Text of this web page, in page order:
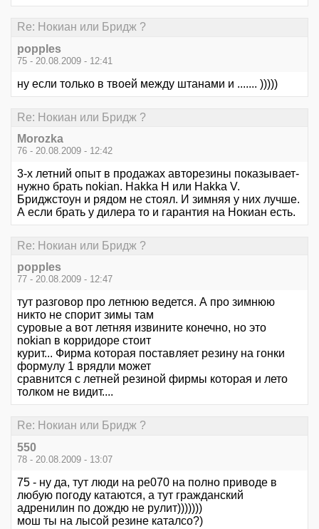
Re: Нокиан или Бридж ?
popples
75 - 20.08.2009 - 12:41
ну если только в твоей между штанами и ....... )))))
Re: Нокиан или Бридж ?
Morozka
76 - 20.08.2009 - 12:42
3-х летний опыт в продажах авторезины показывает-
нужно брать nokian. Hakka H или Hakka V.
Бриджстоун и рядом не стоял. И зимняя у них лучше.
А если брать у дилера то и гарантия на Нокиан есть.
Re: Нокиан или Бридж ?
popples
77 - 20.08.2009 - 12:47
тут разговор про летнюю ведется. А про зимнюю
никто не спорит зимы там
суровые а вот летняя извините конечно, но это
nokian в корридоре стоит
курит... Фирма которая поставляет резину на гонки
формулу 1 врядли может
сравнится с летней резиной фирмы которая и лето
толком не видит....
Re: Нокиан или Бридж ?
550
78 - 20.08.2009 - 13:07
75 - ну да, тут люди на ре070 на полно приводе в
любую погоду катаются, а тут гражданский
адренилин по дождю не рулит)))))))
мош ты на лысой резине каталсо?)